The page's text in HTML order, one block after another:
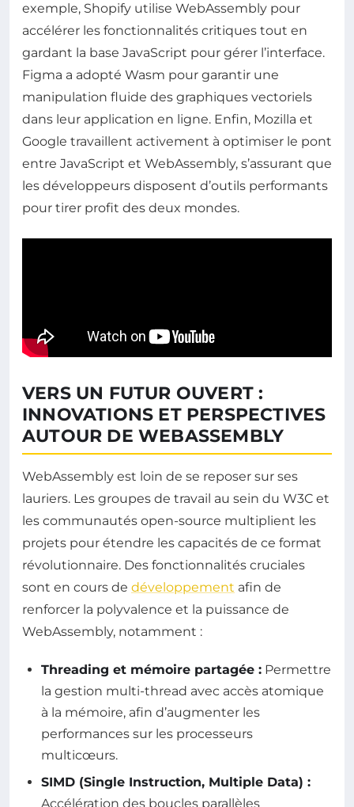
exemple, Shopify utilise WebAssembly pour
accélérer les fonctionnalités critiques tout en
gardant la base JavaScript pour gérer l’interface.
Figma a adopté Wasm pour garantir une
manipulation fluide des graphiques vectoriels
dans leur application en ligne. Enfin, Mozilla et
Google travaillent activement à optimiser le pont
entre JavaScript et WebAssembly, s’assurant que
les développeurs disposent d’outils performants
pour tirer profit des deux mondes.
VERS UN FUTUR OUVERT :
INNOVATIONS ET PERSPECTIVES
AUTOUR DE WEBASSEMBLY
WebAssembly est loin de se reposer sur ses
lauriers. Les groupes de travail au sein du W3C et
les communautés open-source multiplient les
projets pour étendre les capacités de ce format
révolutionnaire. Des fonctionnalités cruciales
sont en cours de développement afin de
renforcer la polyvalence et la puissance de
WebAssembly, notamment :
Threading et mémoire partagée : Permettre
la gestion multi-thread avec accès atomique
à la mémoire, afin d’augmenter les
performances sur les processeurs
multicœurs.
SIMD (Single Instruction, Multiple Data) :
Accélération des boucles parallèles